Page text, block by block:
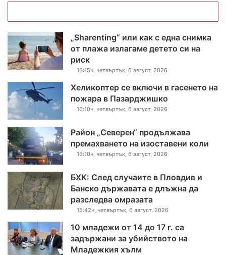
„Sharenting“ или как с една снимка
от плажа излагаме детето си на
риск
16:15ч, четвъртък, 6 август, 2026
Хеликоптер се включи в гасенето на
пожара в Пазарджишко
16:10ч, четвъртък, 6 август, 2026
Район „Северен“ продължава
премахването на изоставени коли
16:10ч, четвъртък, 6 август, 2026
БХК: След случаите в Пловдив и
Банско държавата е длъжна да
разследва омразата
15:42ч, четвъртък, 6 август, 2026
10 младежи от 14 до 17 г. са
задържани за убийството на
Младежкия хълм